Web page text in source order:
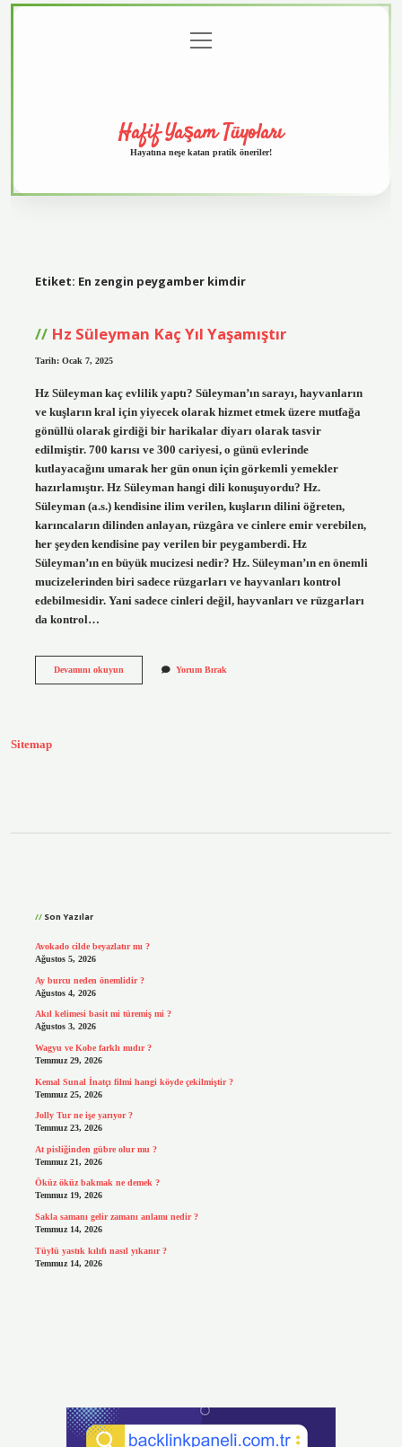
menüyü
aç
Hafif Yaşam Tüyoları
Hayatına neşe katan pratik öneriler!
Etiket: En zengin peygamber kimdir
Hz Süleyman Kaç Yıl Yaşamıştır
Tarih: Ocak 7, 2025
Hz Süleyman kaç evlilik yaptı? Süleyman’ın sarayı, hayvanların
ve kuşların kral için yiyecek olarak hizmet etmek üzere mutfağa
gönüllü olarak girdiği bir harikalar diyarı olarak tasvir
edilmiştir. 700 karısı ve 300 cariyesi, o günü evlerinde
kutlayacağını umarak her gün onun için görkemli yemekler
hazırlamıştır. Hz Süleyman hangi dili konuşuyordu? Hz.
Süleyman (a.s.) kendisine ilim verilen, kuşların dilini öğreten,
karıncaların dilinden anlayan, rüzgâra ve cinlere emir verebilen,
her şeyden kendisine pay verilen bir peygamberdi. Hz
Süleyman’ın en büyük mucizesi nedir? Hz. Süleyman’ın en önemli
mucizelerinden biri sadece rüzgarları ve hayvanları kontrol
edebilmesidir. Yani sadece cinleri değil, hayvanları ve rüzgarları
da kontrol…
Devamını okuyunHz
Yorum Bırak
Sitemap
Son Yazılar
Avokado cilde beyazlatır mı ?
Ağustos 5, 2026
Ay burcu neden önemlidir ?
Ağustos 4, 2026
Akıl kelimesi basit mi türemiş mi ?
Ağustos 3, 2026
Wagyu ve Kobe farklı mıdır ?
Temmuz 29, 2026
Kemal Sunal İnatçı filmi hangi köyde çekilmiştir ?
Temmuz 25, 2026
Jolly Tur ne işe yarıyor ?
Temmuz 23, 2026
At pisliğinden gübre olur mu ?
Temmuz 21, 2026
Öküz öküz bakmak ne demek ?
Temmuz 19, 2026
Sakla samanı gelir zamanı anlamı nedir ?
Temmuz 14, 2026
Tüylü yastık kılıfı nasıl yıkanır ?
Temmuz 14, 2026